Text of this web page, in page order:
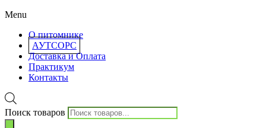
Menu
О питомнике
АУТСОРС
Доставка и Оплата
Практикум
Контакты
Поиск товаров